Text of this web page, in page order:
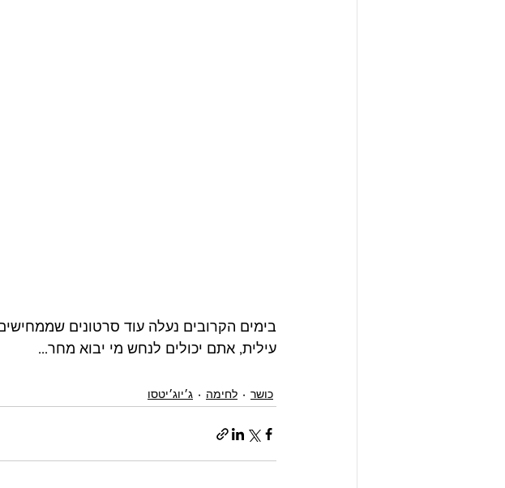
בימים הקרובים נעלה עוד סרטונים
עילית, אתם יכולים לנחש מי יבוא מחר...
כושר לחימה ג׳יוג׳יטסו